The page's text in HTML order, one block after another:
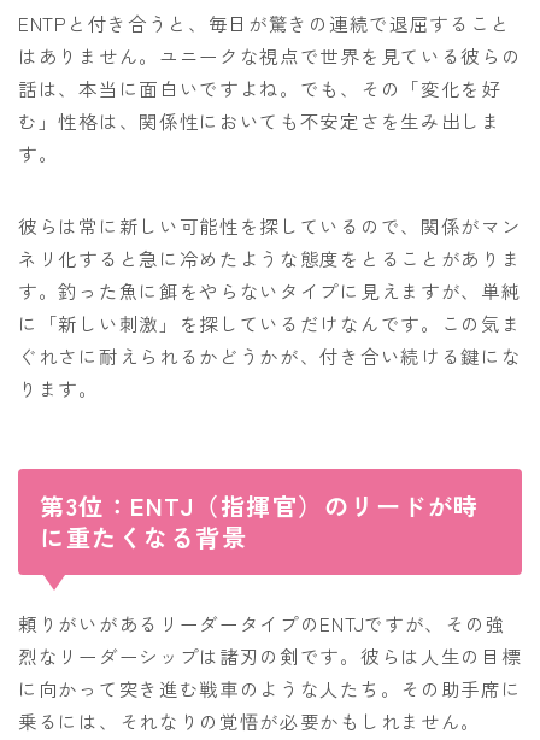
ENTPと付き合うと、毎日が驚きの連続で退屈すること
はありません。ユニークな視点で世界を見ている彼らの
話は、本当に面白いですよね。でも、その「変化を好
む」性格は、関係性においても不安定さを生み出しま
す。
彼らは常に新しい可能性を探しているので、関係がマン
ネリ化すると急に冷めたような態度をとることがありま
す。釣った魚に餌をやらないタイプに見えますが、単純
に「新しい刺激」を探しているだけなんです。この気ま
ぐれさに耐えられるかどうかが、付き合い続ける鍵にな
ります。
第3位：ENTJ（指揮官）のリードが時
に重たくなる背景
頼りがいがあるリーダータイプのENTJですが、その強
烈なリーダーシップは諸刃の剣です。彼らは人生の目標
に向かって突き進む戦車のような人たち。その助手席に
乗るには、それなりの覚悟が必要かもしれません。